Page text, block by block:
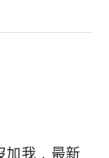
加我，最新